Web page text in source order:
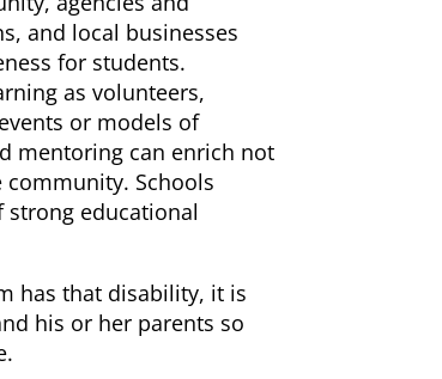
and local businesses
for students.
as volunteers,
or models of
mentoring can enrich not
Schools
educational
has that disability, it is
his or her parents so